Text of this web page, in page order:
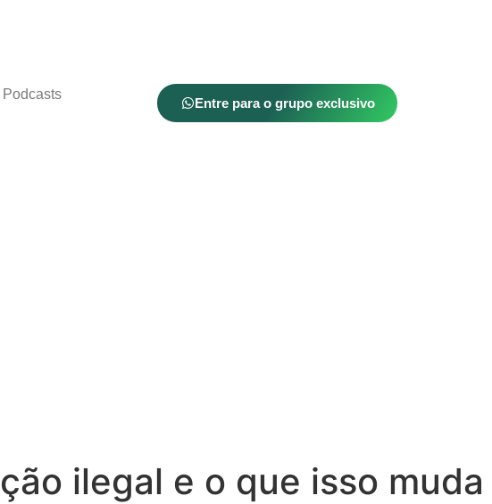
Podcasts
Entre para o grupo exclusivo
ilegal e o que isso muda